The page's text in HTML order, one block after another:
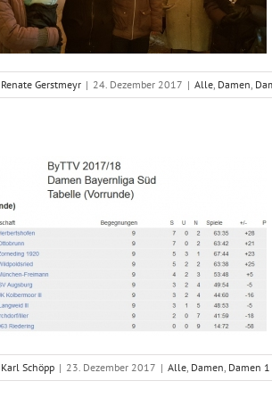
Renate Gerstmeyr | 24. Dezember 2017 | Alle, Damen,
Karl Schöpp | 23. Dezember 2017 | Alle, Damen, Damen 1